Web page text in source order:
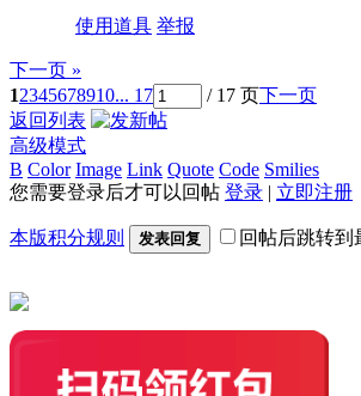
使用道具 举报
下一页 »
12345678910... 17 / 17 页下一页
返回列表
高级模式
B Color Image Link Quote Code Smilies
您需要登录后才可以回帖 登录 | 立即注册
本版积分规则 发表回复 回帖后跳转到